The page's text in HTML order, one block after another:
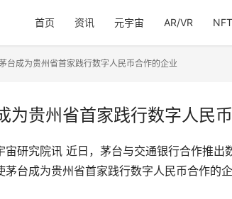
首页 资讯 元宇宙 AR/VR
台成为贵州省首家践行数字人民币合作的企业
为贵州省首家践行数字人民
宙研究院讯 近日，茅台与交通银行合作推
茅台成为贵州省首家践行数字人民币合作的企